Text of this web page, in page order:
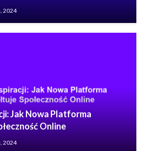
2024
Jak Nowa Platforma
Online
2024